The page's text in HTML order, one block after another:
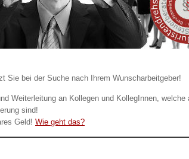
Sie bei der Suche nach Ihrem Wunscharbeitgeber!
Weiterleitung an Kollegen und KollegInnen, welche
sind!
Geld! Wie geht das?